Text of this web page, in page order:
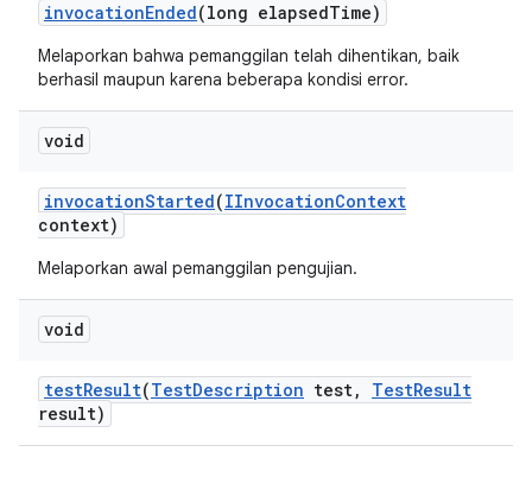
invocationEnded(long elapsedTime)
Melaporkan bahwa pemanggilan telah dihentikan, baik
berhasil maupun karena beberapa kondisi error.
void
invocationStarted(IInvocationContext
context)
Melaporkan awal pemanggilan pengujian.
void
testResult(TestDescription test, TestResult
result)